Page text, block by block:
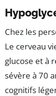
Chez les
Le cerveau
glucose et à
sévère à 70
cognitifs